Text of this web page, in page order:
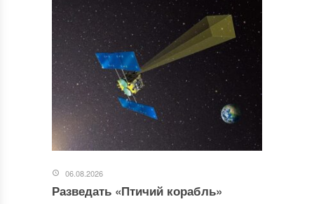
06.08.2026
Разведать «Птичий корабль»